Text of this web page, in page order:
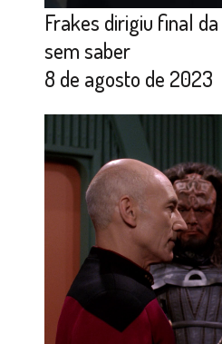
Frakes dirigiu final
sem saber
8 de agosto de 2023